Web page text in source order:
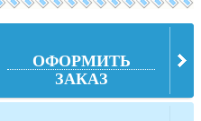
ОФОРМИТЬ
ЗАКАЗ